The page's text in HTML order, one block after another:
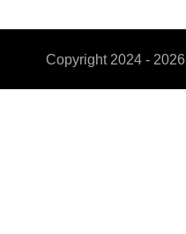
Copyright 2024 - 2026